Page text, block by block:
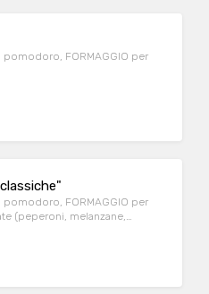
pomodoro, FORMAGGIO per
pomodoro, FORMAGGIO per
(peperoni, melanzane,
prodotto surgelato